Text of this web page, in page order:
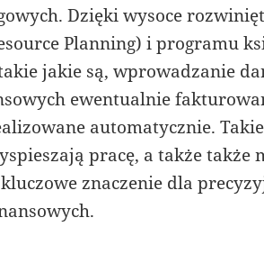
Dzięki wysoce
Planning) i programu
jakie są, wprowadzanie
ewentualnie
automatycznie.
pracę, a także
kluczowe znaczenie dla